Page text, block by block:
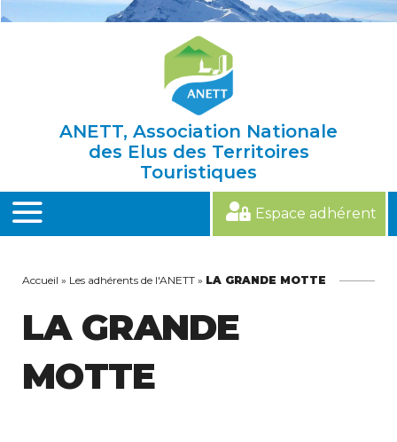
ANETT, Association Nationale
des Elus des Territoires
Touristiques
MENU
Espace adhérent
Accueil » Les adhérents de l'ANETT » LA GRANDE MOTTE
LA GRANDE
MOTTE